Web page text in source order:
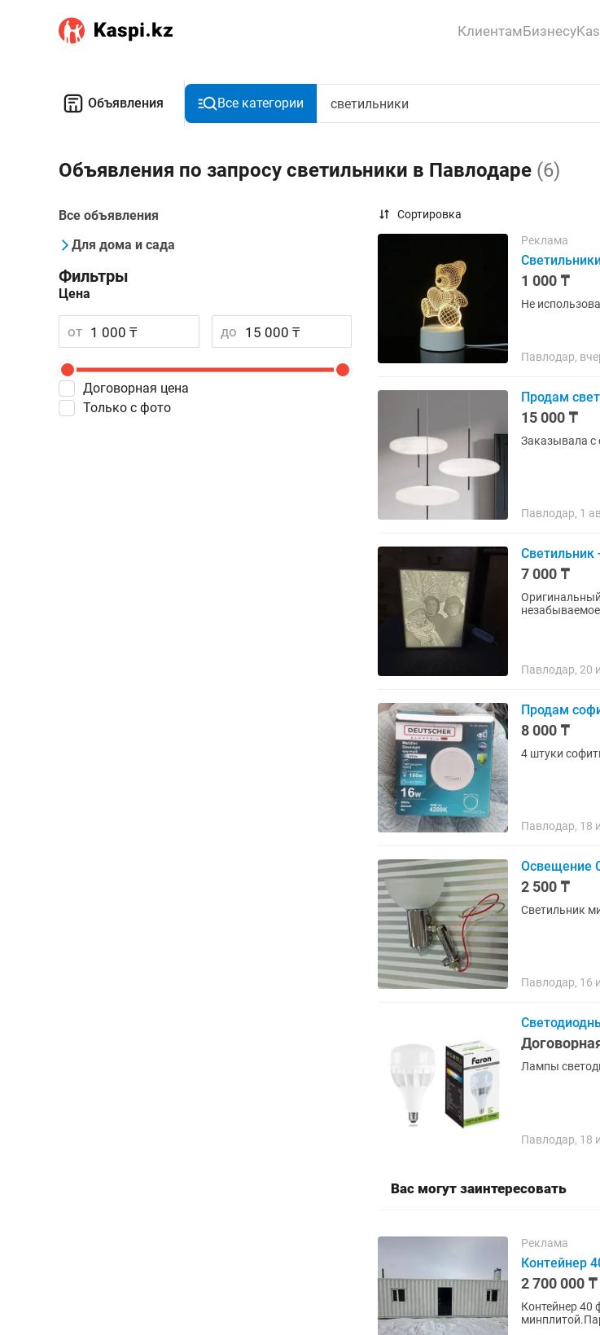
КлиентамБизнесу
Объявления Все категории
Объявления по запросу светильники в Павлодаре (6)
Все объявления
Для дома и сада
Фильтры
Цена
от до
Договорная цена
Только с фото
Сортировка
Реклама
1 000 ₸
Не
Павлодар,
Продам
15 000 ₸
Заказывала с
Павлодар, 1
Светильник
7 000 ₸
Павлодар, 20
Продам
8 000 ₸
4 штуки
Павлодар, 18
Освещение
2 500 ₸
Светильник
Павлодар, 16
Лампы
Павлодар, 18
Вас могут заинтересовать
Реклама
Контейнер
2 700 000 ₸
Контейнер 40 футов